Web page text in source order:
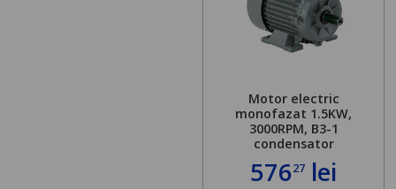
Motor electric
monofazat 1.5KW,
3000RPM, B3-1
condensator
57627 lei